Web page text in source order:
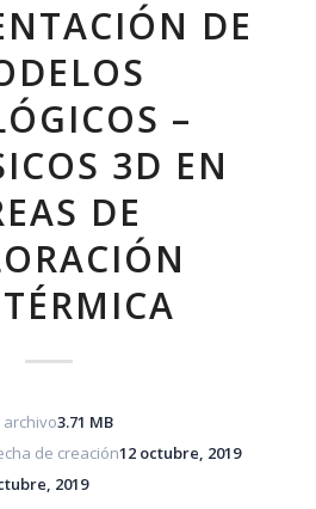
DE
–
3D EN
DE
3.71 MB
de creación12 octubre, 2019
2019